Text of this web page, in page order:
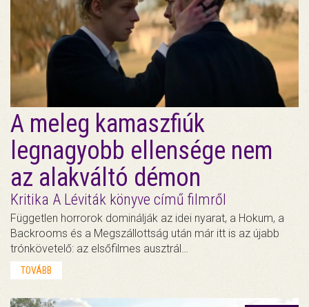
A meleg kamaszfiúk
legnagyobb ellensége nem
az alakváltó démon
Kritika A Léviták könyve című filmről
Független horrorok dominálják az idei nyarat, a Hokum, a
Backrooms és a Megszállottság után már itt is az újabb
trónkövetelő: az elsőfilmes ausztrál…
TOVÁBB